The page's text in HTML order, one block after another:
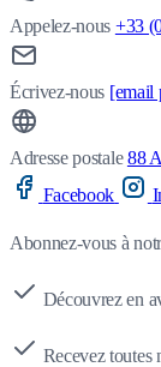
Appelez-nous +33
Écrivez-nous [email
Adresse postale 88
Facebook
Abonnez-vous à
Découvrez en
Recevez toutes